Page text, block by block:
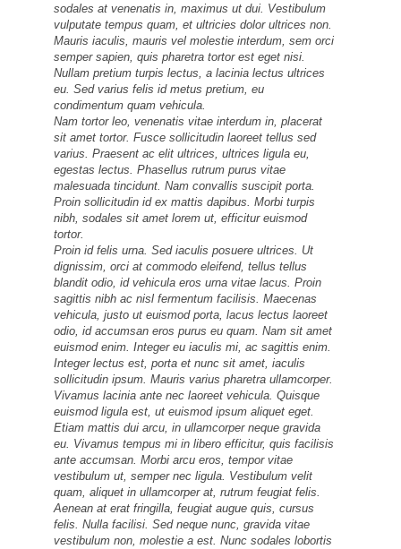
sodales at venenatis in, maximus ut dui. Vestibulum
vulputate tempus quam, et ultricies dolor ultrices non.
Mauris iaculis, mauris vel molestie interdum, sem orci
semper sapien, quis pharetra tortor est eget nisi.
Nullam pretium turpis lectus, a lacinia lectus ultrices
eu. Sed varius felis id metus pretium, eu
condimentum quam vehicula.
Nam tortor leo, venenatis vitae interdum in, placerat
sit amet tortor. Fusce sollicitudin laoreet tellus sed
varius. Praesent ac elit ultrices, ultrices ligula eu,
egestas lectus. Phasellus rutrum purus vitae
malesuada tincidunt. Nam convallis suscipit porta.
Proin sollicitudin id ex mattis dapibus. Morbi turpis
nibh, sodales sit amet lorem ut, efficitur euismod
tortor.
Proin id felis urna. Sed iaculis posuere ultrices. Ut
dignissim, orci at commodo eleifend, tellus tellus
blandit odio, id vehicula eros urna vitae lacus. Proin
sagittis nibh ac nisl fermentum facilisis. Maecenas
vehicula, justo ut euismod porta, lacus lectus laoreet
odio, id accumsan eros purus eu quam. Nam sit amet
euismod enim. Integer eu iaculis mi, ac sagittis enim.
Integer lectus est, porta et nunc sit amet, iaculis
sollicitudin ipsum. Mauris varius pharetra ullamcorper.
Vivamus lacinia ante nec laoreet vehicula. Quisque
euismod ligula est, ut euismod ipsum aliquet eget.
Etiam mattis dui arcu, in ullamcorper neque gravida
eu. Vivamus tempus mi in libero efficitur, quis facilisis
ante accumsan. Morbi arcu eros, tempor vitae
vestibulum ut, semper nec ligula. Vestibulum velit
quam, aliquet in ullamcorper at, rutrum feugiat felis.
Aenean at erat fringilla, feugiat augue quis, cursus
felis. Nulla facilisi. Sed neque nunc, gravida vitae
vestibulum non, molestie a est. Nunc sodales lobortis